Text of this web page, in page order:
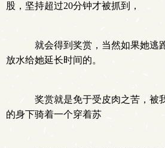
股，坚持超过20分钟才被抓到，
就会得到奖赏，当然如果她逃
放水给她延长时间的。
奖赏就是免于受皮肉之苦，被
的身下骑着一个穿着苏